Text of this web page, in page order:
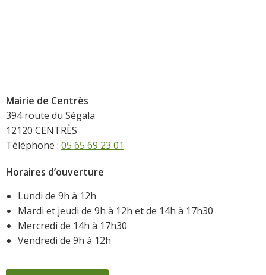
Mairie de Centrès
394 route du Ségala
12120 CENTRÈS
Téléphone : 05 65 69 23 01
Horaires d’ouverture
Lundi de 9h à 12h
Mardi et jeudi de 9h à 12h et de 14h à 17h30
Mercredi de 14h à 17h30
Vendredi de 9h à 12h